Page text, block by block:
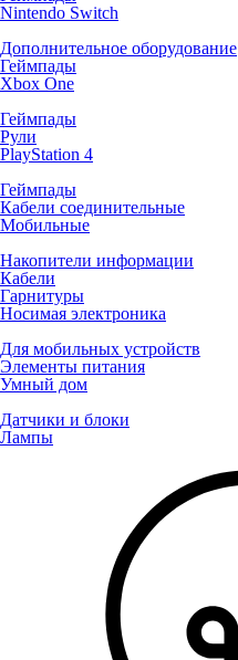
Nintendo Switch
Дополнительное оборудование
Геймпады
Xbox One
Геймпады
Рули
PlayStation 4
Геймпады
Кабели соединительные
Мобильные
Накопители информации
Кабели
Гарнитуры
Носимая электроника
Для мобильных устройств
Элементы питания
Умный дом
Датчики и блоки
Лампы